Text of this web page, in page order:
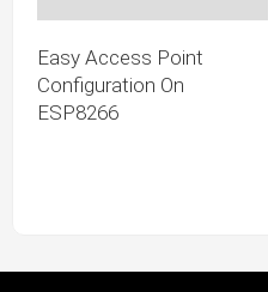
Easy Access Point
Configuration On
ESP8266